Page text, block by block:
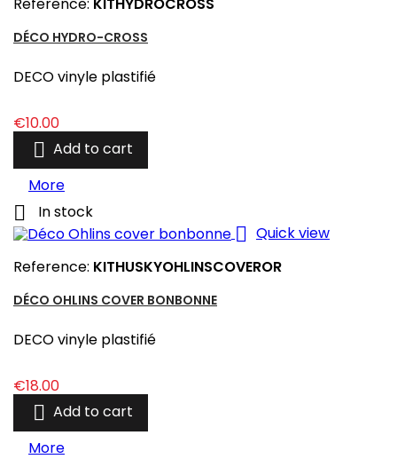
DÉCO HYDRO-CROSS
DECO vinyle plastifié
Price
€10.00
 Add to cart
More
 In stock
 Quick view
Reference: KITHUSKYOHLINSCOVEROR
DÉCO OHLINS COVER BONBONNE
DECO vinyle plastifié
Price
€18.00
 Add to cart
More